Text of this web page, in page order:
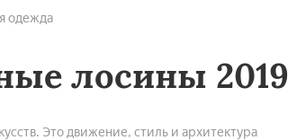
одежда
лосины 2019
Это движение, стиль и архитектура